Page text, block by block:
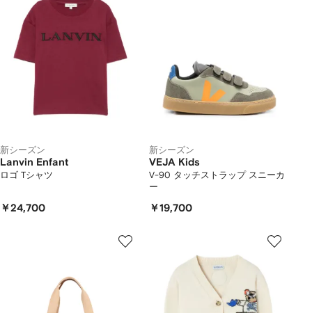
新シーズン
Lanvin Enfant
ロゴ Tシャツ
￥24,700
新シーズン
VEJA Kids
V-90 タッチストラップ スニーカ
ー
￥19,700